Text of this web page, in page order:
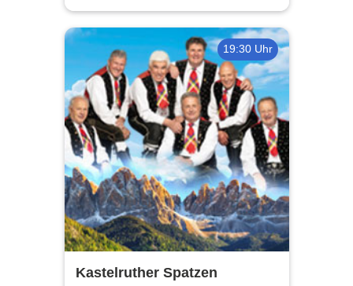
19:30 Uhr
Kastelruther Spatzen